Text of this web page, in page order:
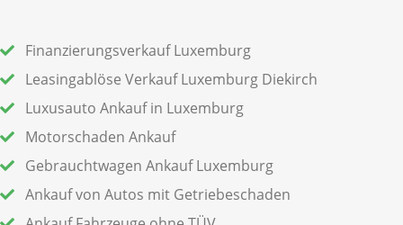
Finanzierungsverkauf Luxemburg
Leasingablöse Verkauf Luxemburg Diekirch
Luxusauto Ankauf in Luxemburg
Motorschaden Ankauf
Gebrauchtwagen Ankauf Luxemburg
Ankauf von Autos mit Getriebeschaden